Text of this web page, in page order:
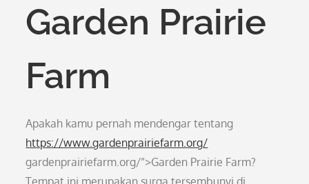
Garden Prairie
Farm
Apakah kamu pernah mendengar tentang
https://www.gardenprairiefarm.org/
gardenprairiefarm.org/”>Garden Prairie Farm?
Tempat ini merupakan surga tersembunyi di